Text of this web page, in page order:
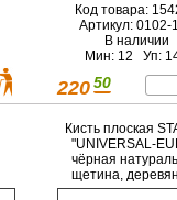
Код товара:
Артикул: 0102-
В наличии
Мин: 12 Уп:
220 50
Кисть плоская
"UNIVERSAL-
чёрная
щетина,
ручка, 50мм